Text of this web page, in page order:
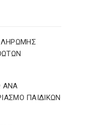
ΑΝΑ
ΠΑΙΔΙΚΩΝ